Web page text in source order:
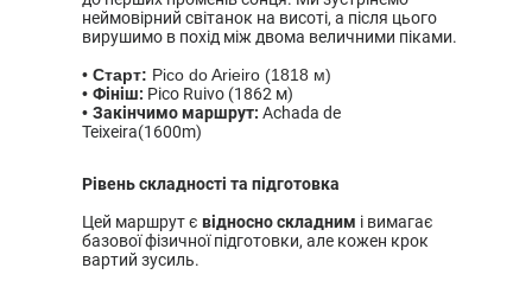
неймовірний світанок на висоті, а після цього
вирушимо в похід між двома величними піками.
Старт: Pico do Arieiro (1818 м)
Фініш: Pico Ruivo (1862 м)
Закінчимо маршрут: Achada de
Teixeira(1600m)
Рівень складності та підготовка
Цей маршрут є відносно складним і вимагає
базової фізичної підготовки, але кожен крок
вартий зусиль.